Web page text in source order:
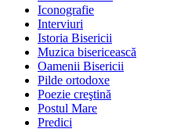
Iconografie
Interviuri
Istoria Bisericii
Muzica bisericească
Oamenii Bisericii
Pilde ortodoxe
Poezie creştină
Postul Mare
Predici